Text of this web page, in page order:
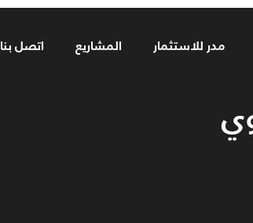
مدر للاستثمار المشاريع اتصل بنا